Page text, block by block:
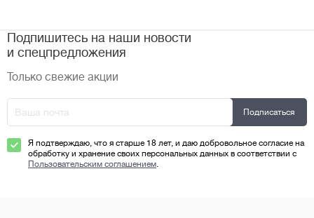
Подпишитесь на наши новости
и спецпредложения
Только свежие акции
Я подтверждаю, что я старше 18 лет, и даю добровольное согласие на
обработку и хранение своих персональных данных в соответствии с
Пользовательским соглашением.